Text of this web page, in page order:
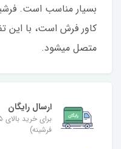
بسیار مناسب است.
کاور فرش است، با این
متصل میشود.
ارسال رایگان
فرشینه)